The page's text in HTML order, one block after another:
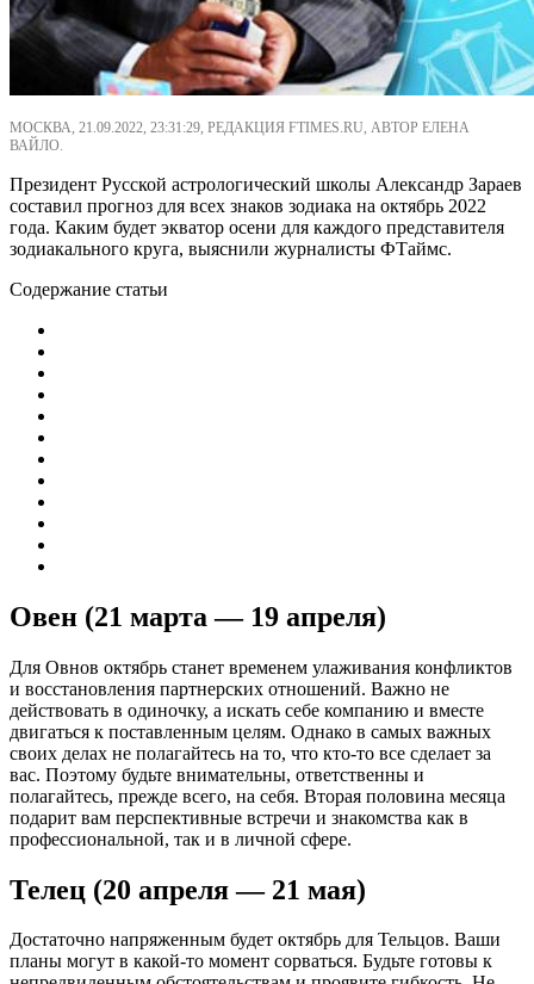
МОСКВА, 21.09.2022, 23:31:29, РЕДАКЦИЯ FTIMES.RU, АВТОР ЕЛЕНА
ВАЙЛО.
Президент Русской астрологический школы Александр Зараев
составил прогноз для всех знаков зодиака на октябрь 2022
года. Каким будет экватор осени для каждого представителя
зодиакального круга, выяснили журналисты ФТаймс.
Содержание статьи
Овен (21 марта — 19 апреля)
Для Овнов октябрь станет временем улаживания конфликтов
и восстановления партнерских отношений. Важно не
действовать в одиночку, а искать себе компанию и вместе
двигаться к поставленным целям. Однако в самых важных
своих делах не полагайтесь на то, что кто-то все сделает за
вас. Поэтому будьте внимательны, ответственны и
полагайтесь, прежде всего, на себя. Вторая половина месяца
подарит вам перспективные встречи и знакомства как в
профессиональной, так и в личной сфере.
Телец (20 апреля — 21 мая)
Достаточно напряженным будет октябрь для Тельцов. Ваши
планы могут в какой-то момент сорваться. Будьте готовы к